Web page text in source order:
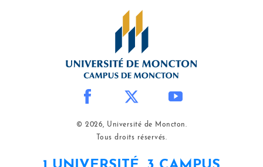
© 2026, Université de Moncton.
Tous droits réservés.